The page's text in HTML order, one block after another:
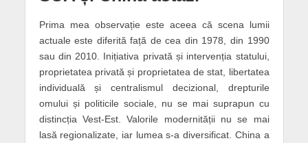
Prima mea observație este aceea că scena lumii
actuale este diferită față de cea din 1978, din 1990
sau din 2010. Inițiativa privată și intervenția statului,
proprietatea privată și proprietatea de stat, libertatea
individuală și centralismul decizional, drepturile
omului și politicile sociale, nu se mai suprapun cu
distincția Vest-Est. Valorile modernității nu se mai
lasă regionalizate, iar lumea s-a diversificat. China a